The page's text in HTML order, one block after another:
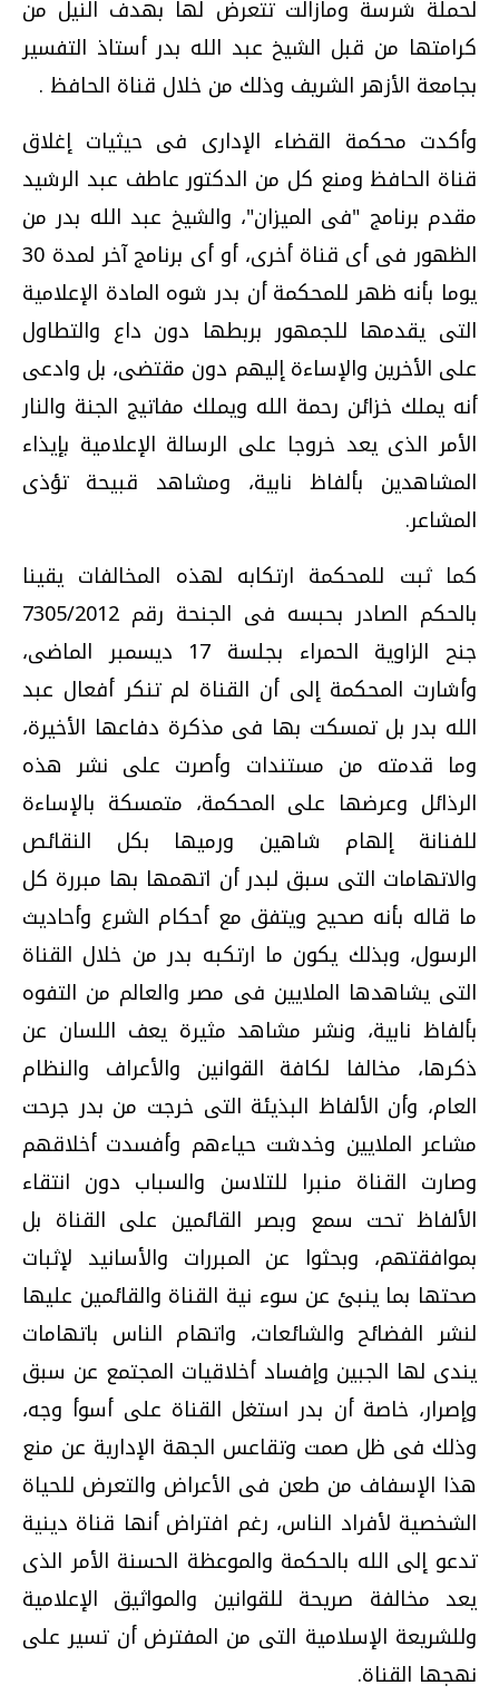
لحملة شرسة ومازالت تتعرض لها بهدف النيل من
كرامتها من قبل الشيخ عبد الله بدر أستاذ التفسير
بجامعة الأزهر الشريف وذلك من خلال قناة الحافظ .
وأكدت محكمة القضاء الإدارى فى حيثيات إغلاق
قناة الحافظ ومنع كل من الدكتور عاطف عبد الرشيد
مقدم برنامج "فى الميزان"، والشيخ عبد الله بدر من
الظهور فى أى قناة أخرى، أو أى برنامج آخر لمدة 30
يوما بأنه ظهر للمحكمة أن بدر شوه المادة الإعلامية
التى يقدمها للجمهور بربطها دون داع والتطاول
على الأخرين والإساءة إليهم دون مقتضى، بل وادعى
أنه يملك خزائن رحمة الله ويملك مفاتيج الجنة والنار
الأمر الذى يعد خروجا على الرسالة الإعلامية بإيذاء
المشاهدين بألفاظ نابية، ومشاهد قبيحة تؤذى
المشاعر.
كما ثبت للمحكمة ارتكابه لهذه المخالفات يقينا
بالحكم الصادر بحبسه فى الجنحة رقم 7305/2012
جنح الزاوية الحمراء بجلسة 17 ديسمبر الماضى،
وأشارت المحكمة إلى أن القناة لم تنكر أفعال عبد
الله بدر بل تمسكت بها فى مذكرة دفاعها الأخيرة،
وما قدمته من مستندات وأصرت على نشر هذه
الرذائل وعرضها على المحكمة، متمسكة بالإساءة
للفنانة إلهام شاهين ورميها بكل النقائص
والاتهامات التى سبق لبدر أن اتهمها بها مبررة كل
ما قاله بأنه صحيح ويتفق مع أحكام الشرع وأحاديث
الرسول، وبذلك يكون ما ارتكبه بدر من خلال القناة
التى يشاهدها الملايين فى مصر والعالم من التفوه
بألفاظ نابية، ونشر مشاهد مثيرة يعف اللسان عن
ذكرها، مخالفا لكافة القوانين والأعراف والنظام
العام، وأن الألفاظ البذيئة التى خرجت من بدر جرحت
مشاعر الملايين وخدشت حياءهم وأفسدت أخلاقهم
وصارت القناة منبرا للتلاسن والسباب دون انتقاء
الألفاظ تحت سمع وبصر القائمين على القناة بل
بموافقتهم، وبحثوا عن المبررات والأسانيد لإثبات
صحتها بما ينبئ عن سوء نية القناة والقائمين عليها
لنشر الفضائح والشائعات، واتهام الناس باتهامات
يندى لها الجبين وإفساد أخلاقيات المجتمع عن سبق
وإصرار، خاصة أن بدر استغل القناة على أسوأ وجه،
وذلك فى ظل صمت وتقاعس الجهة الإدارية عن منع
هذا الإسفاف من طعن فى الأعراض والتعرض للحياة
الشخصية لأفراد الناس، رغم افتراض أنها قناة دينية
تدعو إلى الله بالحكمة والموعظة الحسنة الأمر الذى
يعد مخالفة صريحة للقوانين والمواثيق الإعلامية
وللشريعة الإسلامية التى من المفترض أن تسير على
نهجها القناة.